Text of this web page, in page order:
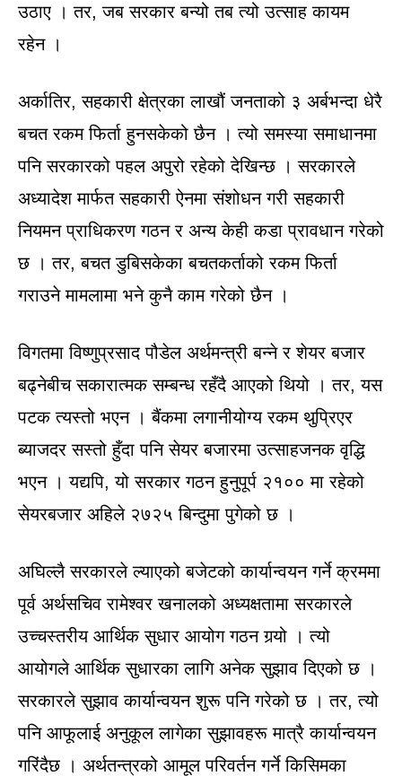
उठाए । तर, जब सरकार बन्यो तब त्यो उत्साह कायम
रहेन ।
अर्कातिर, सहकारी क्षेत्रका लाखौं जनताको ३ अर्बभन्दा धेरै
बचत रकम फिर्ता हुनसकेको छैन । त्यो समस्या समाधानमा
पनि सरकारको पहल अपुरो रहेको देखिन्छ । सरकारले
अध्यादेश मार्फत सहकारी ऐनमा संशोधन गरी सहकारी
नियमन प्राधिकरण गठन र अन्य केही कडा प्रावधान गरेको
छ । तर, बचत डुबिसकेका बचतकर्ताको रकम फिर्ता
गराउने मामलामा भने कुनै काम गरेको छैन ।
विगतमा विष्णुप्रसाद पौडेल अर्थमन्त्री बन्ने र शेयर बजार
बढ्नेबीच सकारात्मक सम्बन्ध रहँदै आएको थियो । तर, यस
पटक त्यस्तो भएन । बैंकमा लगानीयोग्य रकम थुप्रिएर
ब्याजदर सस्तो हुँदा पनि सेयर बजारमा उत्साहजनक वृद्धि
भएन । यद्यपि, यो सरकार गठन हुनुपूर्प २१०० मा रहेको
सेयरबजार अहिले २७२५ बिन्दुमा पुगेको छ ।
अघिल्लै सरकारले ल्याएको बजेटको कार्यान्वयन गर्ने क्रममा
पूर्व अर्थसचिव रामेश्वर खनालको अध्यक्षतामा सरकारले
उच्चस्तरीय आर्थिक सुधार आयोग गठन गर्‍यो । त्यो
आयोगले आर्थिक सुधारका लागि अनेक सुझाव दिएको छ ।
सरकारले सुझाव कार्यान्वयन शुरू पनि गरेको छ । तर, त्यो
पनि आफूलाई अनुकूल लागेका सुझावहरू मात्रै कार्यान्वयन
गरिंदैछ । अर्थतन्त्रको आमूल परिवर्तन गर्ने किसिमका